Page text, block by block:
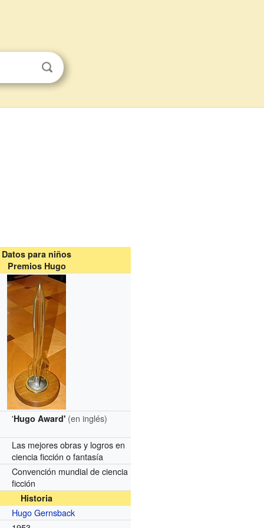
Datos para niños
Premios Hugo
'Hugo Award' (en inglés)
Las mejores obras y logros en
ciencia ficción o fantasía
Convención mundial de ciencia
ficción
Historia
Hugo Gernsback